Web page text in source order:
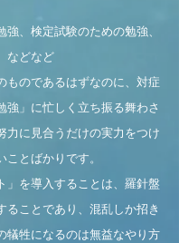
、検定試験のための勉強、
などなど
ものであるはずなのに、対症
強」に忙しく立ち振る舞わさ
力に見合うだけの実力をつけ
ことばかりです。
」を導入することは、羅針盤
ることであり、混乱しか招き
犠牲になるのは無益なやり方